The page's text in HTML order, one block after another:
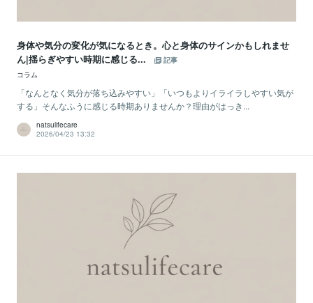
身体や気分の変化が気になるとき。心と身体のサインかもしれませ
ん|揺らぎやすい時期に感じる...
記事
コラム
「なんとなく気分が落ち込みやすい」「いつもよりイライラしやすい気が
する」そんなふうに感じる時期ありませんか？理由がはっき...
natsulifecare
2026/04/23 13:32